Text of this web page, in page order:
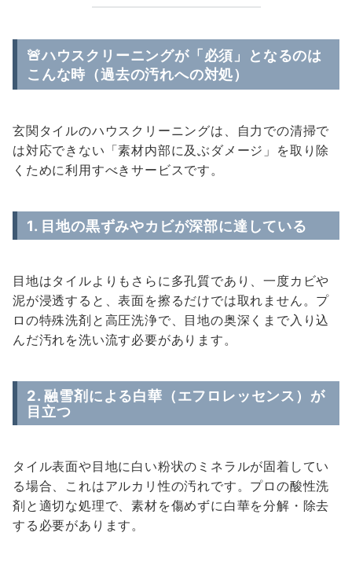
🚨ハウスクリーニングが「必須」となるのは
こんな時（過去の汚れへの対処）
玄関タイルのハウスクリーニングは、自力での清掃で
は対応できない「素材内部に及ぶダメージ」を取り除
くために利用すべきサービスです。
1. 目地の黒ずみやカビが深部に達している
目地はタイルよりもさらに多孔質であり、一度カビや
泥が浸透すると、表面を擦るだけでは取れません。プ
ロの特殊洗剤と高圧洗浄で、目地の奥深くまで入り込
んだ汚れを洗い流す必要があります。
2. 融雪剤による白華（エフロレッセンス）が
目立つ
タイル表面や目地に白い粉状のミネラルが固着してい
る場合、これはアルカリ性の汚れです。プロの酸性洗
剤と適切な処理で、素材を傷めずに白華を分解・除去
する必要があります。